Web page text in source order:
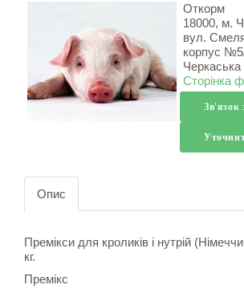
Откорм
18000, м.
вул.
корпус
Черкаська
Сторінка
Зв'язок
Опис
Премікси для кроликів і нутрій
кг.
Премікс